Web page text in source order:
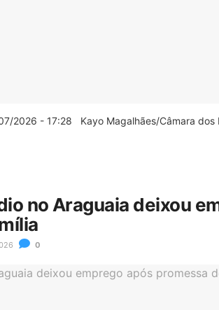
2026 - 17:28 Kayo Magalhães/Câmara
no Araguaia deixou
0